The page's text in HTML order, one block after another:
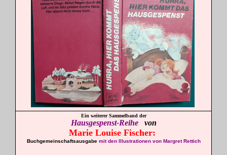
Ein weitererSammelband der
Hausgespenst-Reihe von
Marie Louise Fischer:
Buchgemeinschaftsausgabe mit den Illustrationen von Margret Rettich